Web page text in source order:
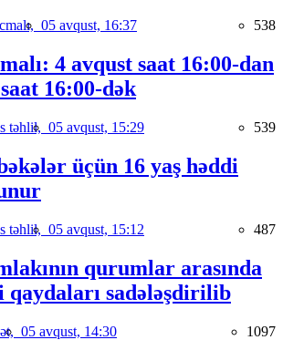
05 avqust, 16:37 538
4 avqust saat 16:00-dan
16:00-dək
təhlil, 05 avqust, 15:29 539
üçün 16 yaş həddi
təhlil, 05 avqust, 15:12 487
qurumlar arasında
qaydaları sadələşdirilib
05 avqust, 14:30 1097